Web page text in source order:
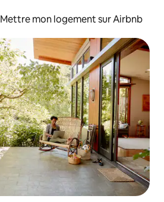
Mettre mon logement sur Airbnb